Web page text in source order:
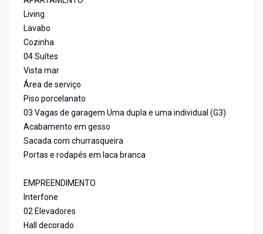
Living
Lavabo
Cozinha
04 Suítes
Vista mar
Área de serviço
Piso porcelanato
03 Vagas de garagem Uma dupla e uma individual (G3)
Acabamento em gesso
Sacada com churrasqueira
Portas e rodapés em laca branca
EMPREENDIMENTO
Interfone
02 Elevadores
Hall decorado